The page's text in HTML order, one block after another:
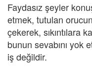
Faydasız şeyler
etmek, tutulan
çekerek, sıkıntılara
bunun sevabını yok
iş değildir.